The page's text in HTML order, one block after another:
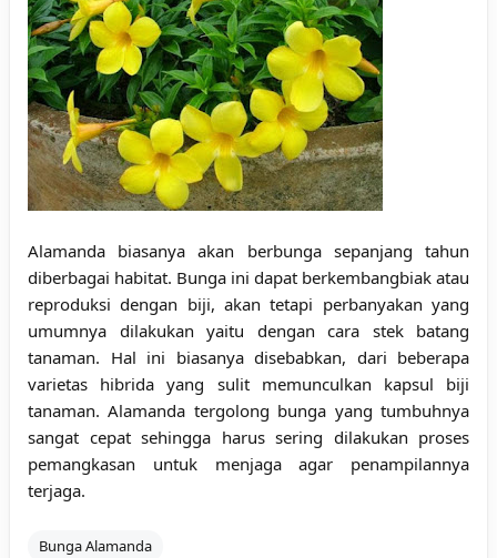
Alamanda biasanya akan berbunga sepanjang tahun
diberbagai habitat. Bunga ini dapat berkembangbiak atau
reproduksi dengan biji, akan tetapi perbanyakan yang
umumnya dilakukan yaitu dengan cara stek batang
tanaman. Hal ini biasanya disebabkan, dari beberapa
varietas hibrida yang sulit memunculkan kapsul biji
tanaman. Alamanda tergolong bunga yang tumbuhnya
sangat cepat sehingga harus sering dilakukan proses
pemangkasan untuk menjaga agar penampilannya
terjaga.
Bunga Alamanda